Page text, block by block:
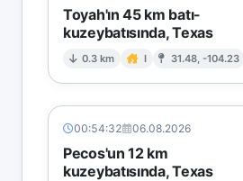
Toyah'ın 45 km batı-
kuzeybatısında, Texas
0.3 km I 31.48, -104.23
00:54:32 06.08.2026
Pecos'un 12 km
kuzeybatısında, Texas